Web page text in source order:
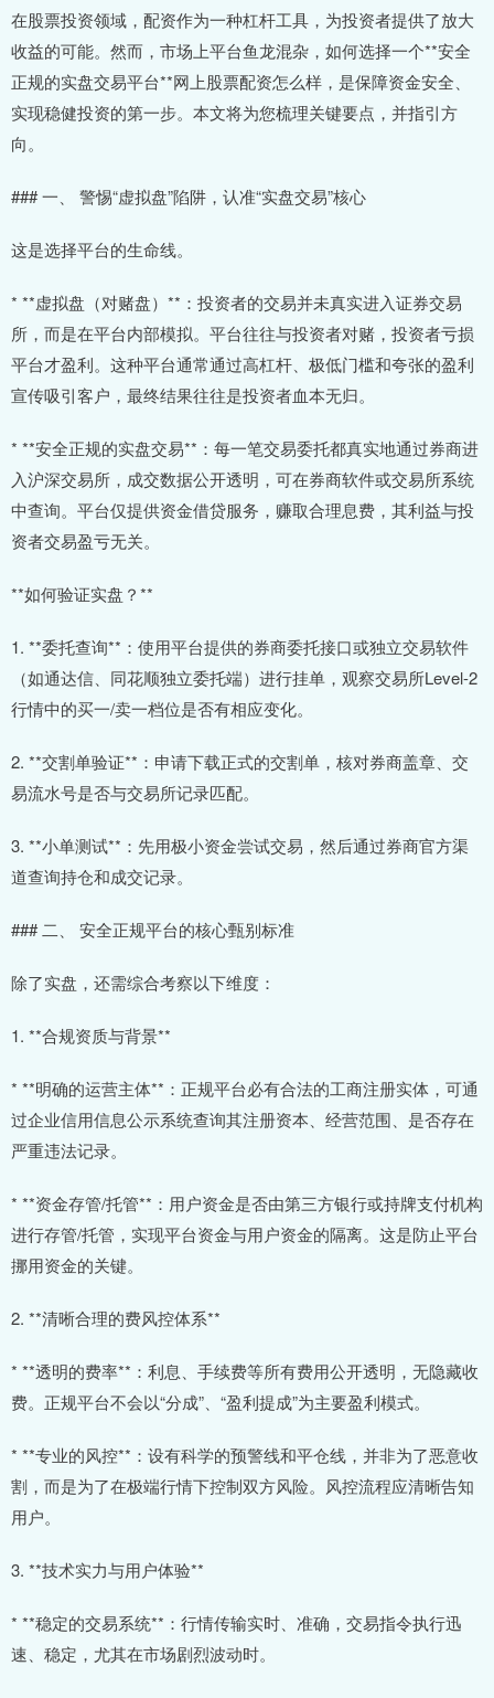
在股票投资领域，配资作为一种杠杆工具，为投资者提供了放大
收益的可能。然而，市场上平台鱼龙混杂，如何选择一个**安全
正规的实盘交易平台**网上股票配资怎么样，是保障资金安全、
实现稳健投资的第一步。本文将为您梳理关键要点，并指引方
向。
### 一、 警惕“虚拟盘”陷阱，认准“实盘交易”核心
这是选择平台的生命线。
* **虚拟盘（对赌盘）**：投资者的交易并未真实进入证券交易
所，而是在平台内部模拟。平台往往与投资者对赌，投资者亏损
平台才盈利。这种平台通常通过高杠杆、极低门槛和夸张的盈利
宣传吸引客户，最终结果往往是投资者血本无归。
* **安全正规的实盘交易**：每一笔交易委托都真实地通过券商进
入沪深交易所，成交数据公开透明，可在券商软件或交易所系统
中查询。平台仅提供资金借贷服务，赚取合理息费，其利益与投
资者交易盈亏无关。
**如何验证实盘？**
1. **委托查询**：使用平台提供的券商委托接口或独立交易软件
（如通达信、同花顺独立委托端）进行挂单，观察交易所Level-2
行情中的买一/卖一档位是否有相应变化。
2. **交割单验证**：申请下载正式的交割单，核对券商盖章、交
易流水号是否与交易所记录匹配。
3. **小单测试**：先用极小资金尝试交易，然后通过券商官方渠
道查询持仓和成交记录。
### 二、 安全正规平台的核心甄别标准
除了实盘，还需综合考察以下维度：
1. **合规资质与背景**
* **明确的运营主体**：正规平台必有合法的工商注册实体，可通
过企业信用信息公示系统查询其注册资本、经营范围、是否存在
严重违法记录。
* **资金存管/托管**：用户资金是否由第三方银行或持牌支付机构
进行存管/托管，实现平台资金与用户资金的隔离。这是防止平台
挪用资金的关键。
2. **清晰合理的费风控体系**
* **透明的费率**：利息、手续费等所有费用公开透明，无隐藏收
费。正规平台不会以“分成”、“盈利提成”为主要盈利模式。
* **专业的风控**：设有科学的预警线和平仓线，并非为了恶意收
割，而是为了在极端行情下控制双方风险。风控流程应清晰告知
用户。
3. **技术实力与用户体验**
* **稳定的交易系统**：行情传输实时、准确，交易指令执行迅
速、稳定，尤其在市场剧烈波动时。